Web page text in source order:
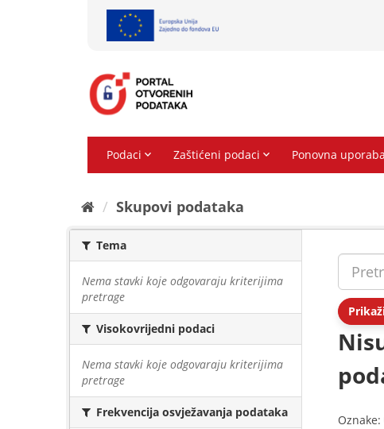
Skupovi podаtаkа
Tema
Nema stavki koje odgovaraju kriterijima
pretrage
Visokovrijedni podaci
Nema stavki koje odgovaraju kriterijima
pretrage
Frekvencija osvježavanja podataka
Oznake: